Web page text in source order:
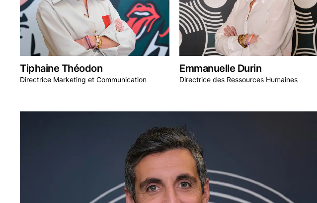
Tiphaine Théodon
Directrice Marketing et Communication
Emmanuelle Durin
Directrice des Ressources Humaines